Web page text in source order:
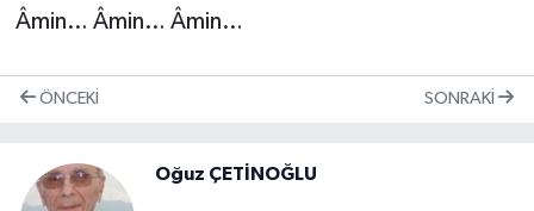
Âmin… Âmin… Âmin…
ÖNCEKI SONRAKI
Oğuz ÇETİNOĞLU